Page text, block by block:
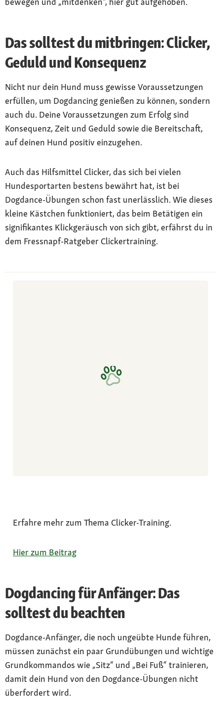
Das solltest du mitbringen: Clicker,
Geduld und Konsequenz
Nicht nur dein Hund muss gewisse Voraussetzungen
erfüllen, um Dogdancing genießen zu können, sondern
auch du. Deine Voraussetzungen zum Erfolg sind
Konsequenz, Zeit und Geduld sowie die Bereitschaft,
auf deinen Hund positiv einzugehen.
Auch das Hilfsmittel Clicker, das sich bei vielen
Hundesportarten bestens bewährt hat, ist bei
Dogdance-Übungen schon fast unerlässlich. Wie dieses
kleine Kästchen funktioniert, das beim Betätigen ein
signifikantes Klickgeräusch von sich gibt, erfährst du in
dem Fressnapf-Ratgeber Clickertraining.
Erfahre mehr zum Thema Clicker-Training.
Hier zum Beitrag
Dogdancing für Anfänger: Das
solltest du beachten
Dogdance-Anfänger, die noch ungeübte Hunde führen,
müssen zunächst ein paar Grundübungen und wichtige
Grundkommandos wie „Sitz“ und „Bei Fuß“ trainieren,
damit dein Hund von den Dogdance-Übungen nicht
überfordert wird.